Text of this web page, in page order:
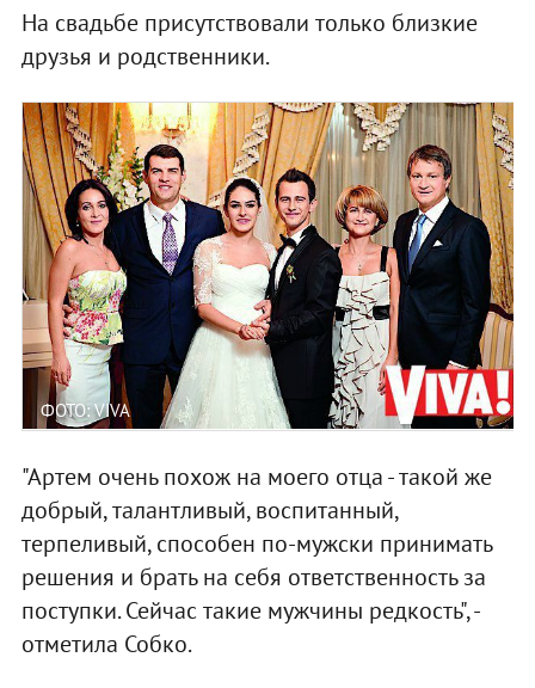
На свадьбе присутствовали только близкие
друзья и родственники.
ФОТО: VIVA
"Артем очень похож на моего отца - такой же
добрый, талантливый, воспитанный,
терпеливый, способен по-мужски принимать
решения и брать на себя ответственность за
поступки. Сейчас такие мужчины редкость", -
отметила Собко.